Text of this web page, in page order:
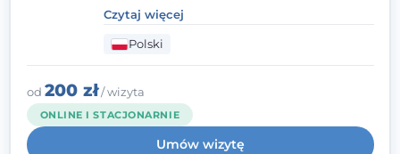
indywidualnej oraz nastolatkom od 15. roku
życia. Zależy mi, by naprawdę usłyszeć, z
czym do mnie przychodzisz, i dobrać
sposób pracy do Ciebie - bez gotowych
schematów i bez oceniania.
Czytaj więcej
Polski
od 200 zł/ wizyta
ONLINE I STACJONARNIE
Umów wizytę